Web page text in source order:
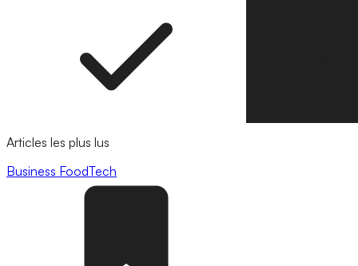
Articles les plus lus
Business FoodTech